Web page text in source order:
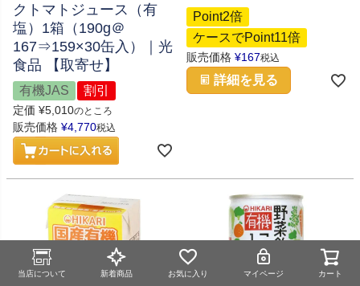
当店について 新着商品 お気に入り マイページ カート
クトマトジュース（有
塩）1箱（190g＠
167⇒159×30缶入）｜光
食品 【取寄せ】
有機JAS 割引
定価 ¥5,010のところ
販売価格 ¥4,770税込
Point2倍
ケースでPoint11倍
販売価格 ¥167税込
詳細を見る